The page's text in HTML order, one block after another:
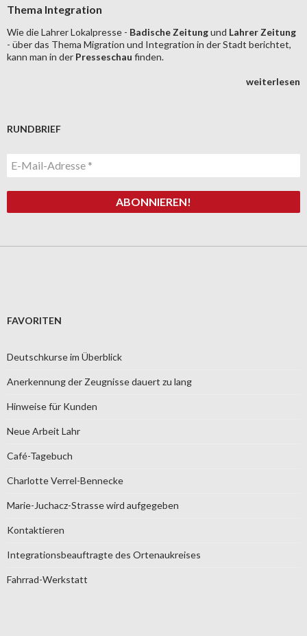
Thema Integration
Wie die Lahrer Lokalpresse - Badische Zeitungund Lahrer Zeitung
- über das Thema Migration und Integration in der Stadt berichtet,
kann man in der Presseschau finden.
weiterlesen
RUNDBRIEF
FAVORITEN
Deutschkurse im Überblick
Anerkennung der Zeugnisse dauert zu lang
Hinweise für Kunden
Neue Arbeit Lahr
Café-Tagebuch
Charlotte Verrel-Bennecke
Marie-Juchacz-Strasse wird aufgegeben
Kontaktieren
Integrationsbeauftragte des Ortenaukreises
Fahrrad-Werkstatt